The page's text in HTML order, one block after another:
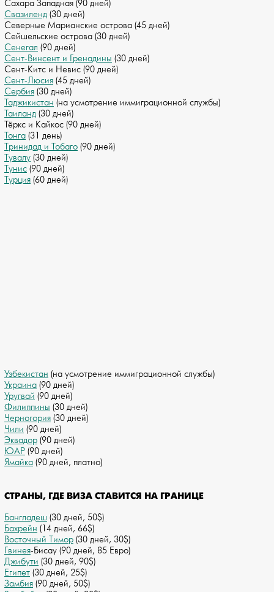
Сахара Западная (90 дней)
Свазиленд (30 дней)
Северные Марианские острова (45 дней)
Сейшельские острова (30 дней)
Сенегал (90 дней)
Сент-Винсент и Гренадины (30 дней)
Cент-Китс и Невис (90 дней)
Сент-Люсия (45 дней)
Сербия (30 дней)
Таджикистан (на усмотрение иммиграционной службы)
Таиланд (30 дней)
Тёркс и Кайкос (90 дней)
Тонга (31 день)
Тринидад и Тобаго (90 дней)
Тувалу (30 дней)
Тунис (90 дней)
Турция (60 дней)
Узбекистан (на усмотрение иммиграционной службы)
Украина (90 дней)
Уругвай (90 дней)
Филиппины (30 дней)
Черногория (30 дней)
Чили (90 дней)
Эквадор (90 дней)
ЮАР (90 дней)
Ямайка (90 дней, платно)
СТРАНЫ, ГДЕ ВИЗА СТАВИТСЯ НА ГРАНИЦЕ
Бангладеш (30 дней, 50$)
Бахрейн (14 дней, 66$)
Восточный Тимор (30 дней, 30$)
Гвинея-Бисау (90 дней, 85 Евро)
Джибути (30 дней, 90$)
Египет (30 дней, 25$)
Замбия (90 дней, 50$)